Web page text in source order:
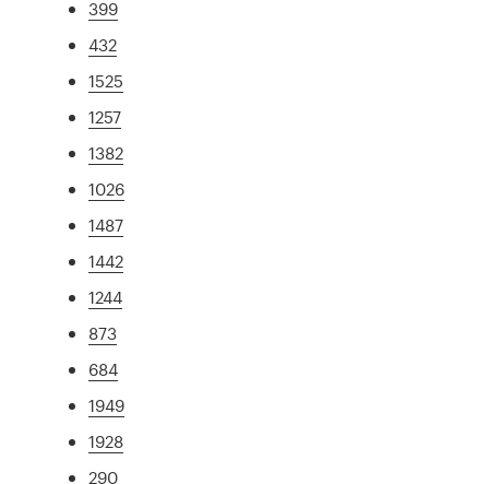
399
432
1525
1257
1382
1026
1487
1442
1244
873
684
1949
1928
290